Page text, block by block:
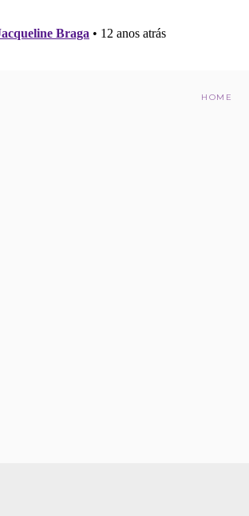
HOME